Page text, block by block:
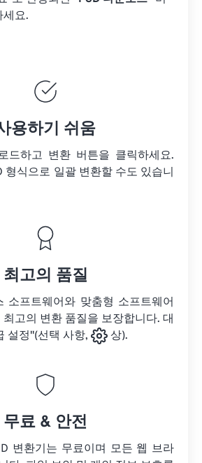
세요.
용하기 쉬움
드하고 변환 버튼을 클릭하세요.
형식으로 일괄 변환할 수도 있습니
최고의 품질
소프트웨어와 맞춤형 소프트웨어
고의 변환 품질을 보장합니다. 대
설정"(선택 사항,
상).
무료 & 안전
변환기는 무료이며 모든 웹 브라